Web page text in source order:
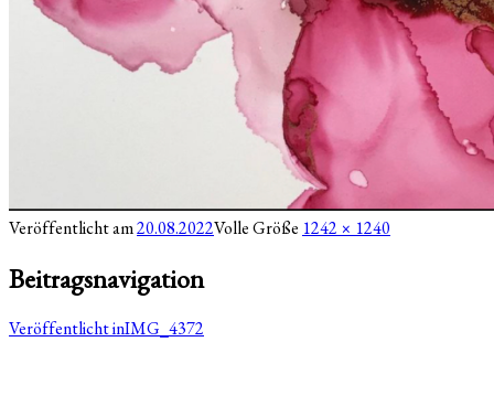
Veröffentlicht am20.08.2022Volle Größe 1242 × 1240
Beitragsnavigation
Veröffentlicht inIMG_4372